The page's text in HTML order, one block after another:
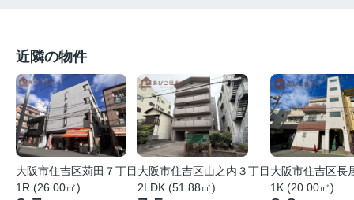
近隣の物件
大阪市住吉区苅田７丁目
1R (26.00㎡)
大阪市住吉区山之内３丁目
2LDK (51.88㎡)
大阪市住吉区長
1K (20.00㎡)